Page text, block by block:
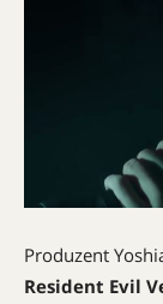
Produzent
Resident Evil